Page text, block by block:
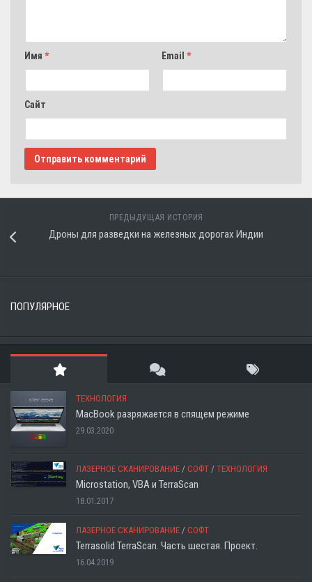
Имя * Email *
Сайт
ПРЕДЫДУЩАЯ ИСТОРИЯ
Дроны для разведки на железных дорогах Индии
ПОПУЛЯРНОЕ
ТЕХНОЛОГИЯ
MacBook разряжается в спящем режиме
29.03.2020
ЛАЗЕРНОЕ СКАНИРОВАНИЕ / СОФТ / ТЕХНОЛОГИЯ
Microstation, VBA и TerraScan
18.01.2017
ЛАЗЕРНОЕ СКАНИРОВАНИЕ / СОФТ
Terrasolid TerraScan. Часть шестая. Проект.
16.04.2019